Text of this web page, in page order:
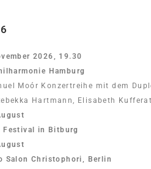
2026, 19.30
Hamburg
Moór Konzertreihe mit dem
Hartmann, Elisabeth
Festival in Bitburg
Salon Christophori, Berlin